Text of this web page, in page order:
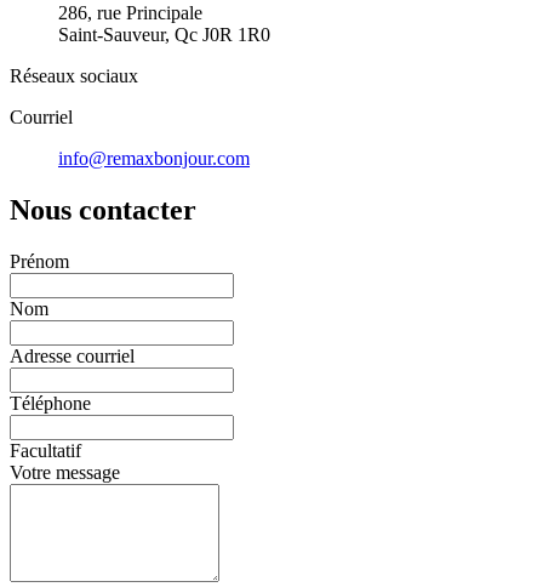
286, rue Principale
Saint-Sauveur, Qc J0R 1R0
Réseaux sociaux
Courriel
info@remaxbonjour.com
Nous contacter
Prénom
Nom
Adresse courriel
Téléphone
Facultatif
Votre message